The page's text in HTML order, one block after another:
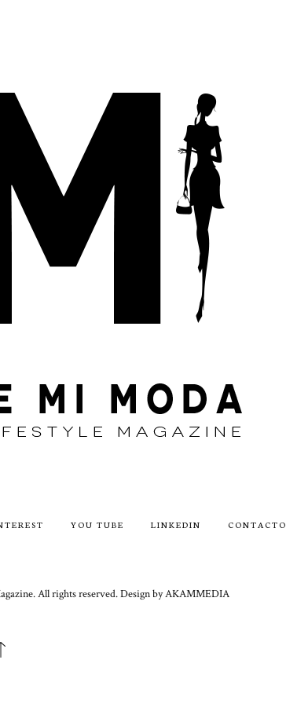
YOU TUBE LINKEDIN CONTACTO
All rights reserved. Design by AKAMMEDIA